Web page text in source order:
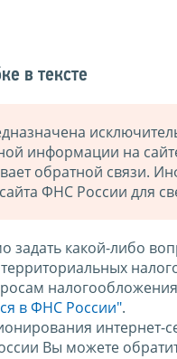
в тексте
информации на
обратной связи.
ФНС России для
задать какой-либо
в ФНС России".
интернет-
Вы можете